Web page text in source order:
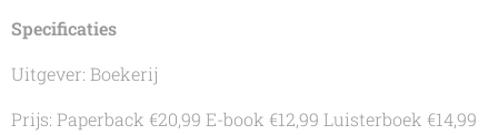
Specificaties
Uitgever: Boekerij
Prijs: Paperback €20,99 E-book €12,99 Luisterboek €14,99